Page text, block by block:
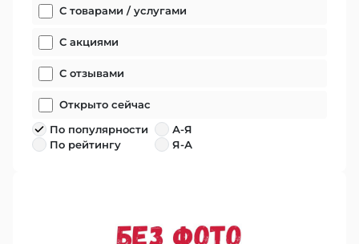
С товарами / услугами
С акциями
С отзывами
Открыто сейчас
По популярности
По рейтингу
А-Я
Я-А